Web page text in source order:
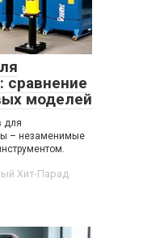
сравнение
моделей
для
– незаменимые
Хит-Парад